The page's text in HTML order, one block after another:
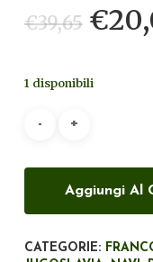
€39,65 Il
€
1 disponibili
Aggiungi Al
CATEGORIE: